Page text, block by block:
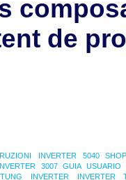
de
INVERTER 5040
3007 GUIA USUARIO
INVERTER INVERTER